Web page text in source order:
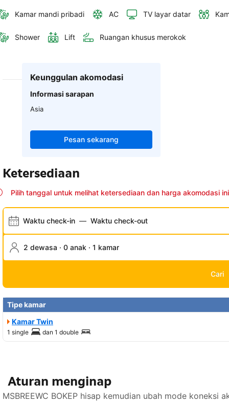
Kamar mandi pribadi AC TV layar datar
Shower Lift Ruangan khusus merokok
Keunggulan akomodasi
Informasi sarapan
Asia
Pesan sekarang
Ketersediaan
Pilih tanggal untuk melihat ketersediaan dan harga akomodasi ini
Waktu check-in — Waktu check-out
2 dewasa · 0 anak · 1 kamar
Cari
Tipe kamar
Kamar Twin
1 single dan 1 double
Aturan menginap
MSBREEWC BOKEP hisap kemudian ubah mode